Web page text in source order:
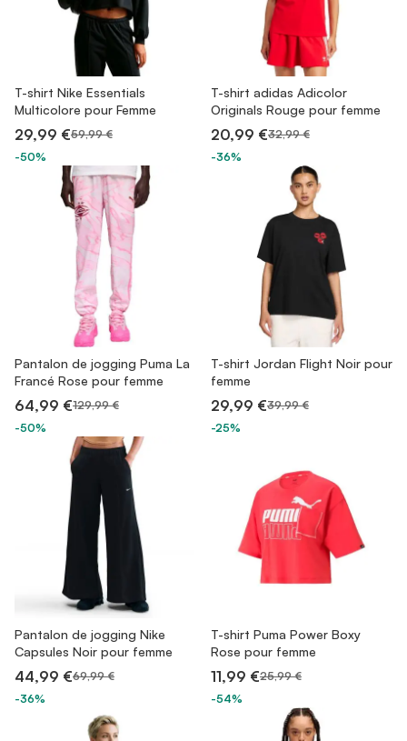
T-shirt Nike Essentials
Multicolore pour Femme
29,99 €59,99 €
-50%
T-shirt adidas Adicolor
Originals Rouge pour femme
20,99 €32,99 €
-36%
Pantalon de jogging Puma La
Francé Rose pour femme
64,99 €129,99 €
-50%
T-shirt Jordan Flight Noir pour
femme
29,99 €39,99 €
-25%
Pantalon de jogging Nike
Capsules Noir pour femme
44,99 €69,99 €
-36%
T-shirt Puma Power Boxy
Rose pour femme
11,99 €25,99 €
-54%